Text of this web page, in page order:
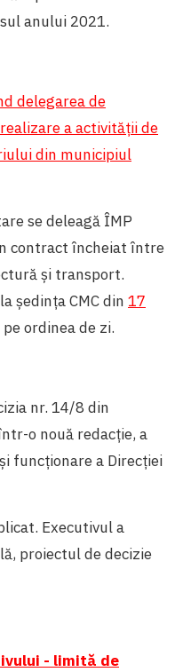
anului 2021.
delegarea de
a activității de
din municipiul
se deleagă ÎMP
contract încheiat între
și transport.
ședința CMC din 17
ordinea de zi.
nr. 14/8 din
o nouă redacție, a
funcționare a Direcției
Executivul a
proiectul de decizie
- limită de